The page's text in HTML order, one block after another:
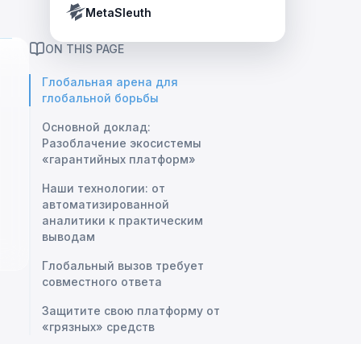
Tether’s blacklist in real time.
MetaSleuth
ON THIS PAGE
Глобальная арена для
глобальной борьбы
Основной доклад:
Разоблачение экосистемы
«гарантийных платформ»
Наши технологии: от
автоматизированной
аналитики к практическим
выводам
Глобальный вызов требует
совместного ответа
Защитите свою платформу от
«грязных» средств